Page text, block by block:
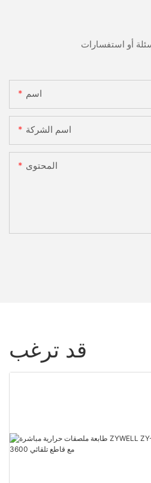
اسم
اسم الشركة
المحتوى
قد ترغب